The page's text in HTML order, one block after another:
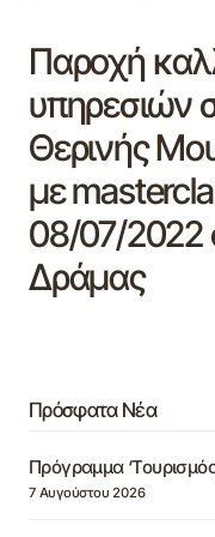
Παροχή
υπηρεσιών
Θερινής
με
08/07/2022
Δράμας
Πρόσφατα Νέα
Πρόγραμμα
7 Αυγούστου 2026